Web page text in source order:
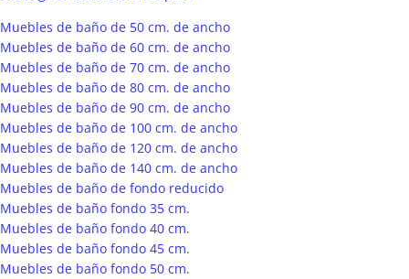
Muebles de baño de 50 cm. de ancho
Muebles de baño de 60 cm. de ancho
Muebles de baño de 70 cm. de ancho
Muebles de baño de 80 cm. de ancho
Muebles de baño de 90 cm. de ancho
Muebles de baño de 100 cm. de ancho
Muebles de baño de 120 cm. de ancho
Muebles de baño de 140 cm. de ancho
Muebles de baño de fondo reducido
Muebles de baño fondo 35 cm.
Muebles de baño fondo 40 cm.
Muebles de baño fondo 45 cm.
Muebles de baño fondo 50 cm.